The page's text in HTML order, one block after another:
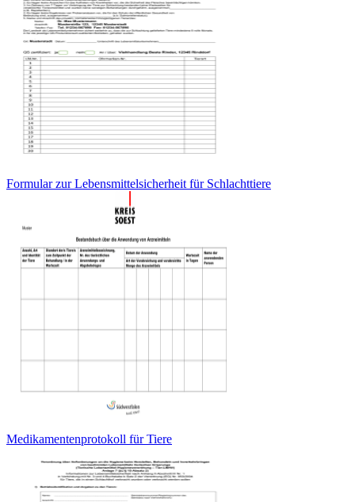
Formular zur Lebensmittelsicherheit für Schlachttiere
Medikamentenprotokoll für Tiere